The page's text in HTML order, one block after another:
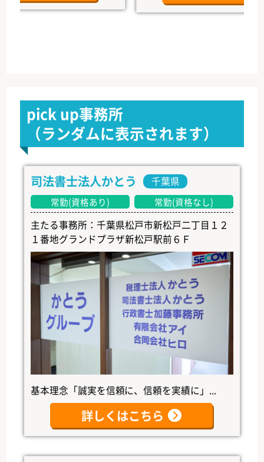
pick up事務所
（ランダムに表示されます）
司法書士法人かとう 千葉県
常勤(資格あり) 常勤(資格なし)
主たる事務所：千葉県松戸市新松戸二丁目１２
１番地グランドプラザ新松戸駅前６Ｆ
基本理念「誠実を信頼に、信頼を実績に」...
詳しくはこちら